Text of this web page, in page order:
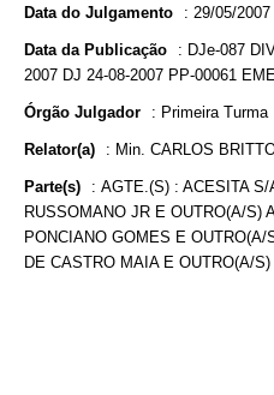
Data do Julgamento : 29/05/2007
Data da Publicação : DJe-087
2007 DJ 24-08-2007 PP-00061
Órgão Julgador : Primeira Turma
Relator(a) : Min. CARLOS
Parte(s) : AGTE.(S) : ACESITA
RUSSOMANO JR E OUTRO(A/S)
PONCIANO GOMES E
DE CASTRO MAIA E OUTRO(A/S)